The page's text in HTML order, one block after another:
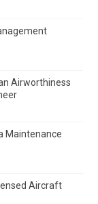
Airworthiness
Maintenance
Aircraft